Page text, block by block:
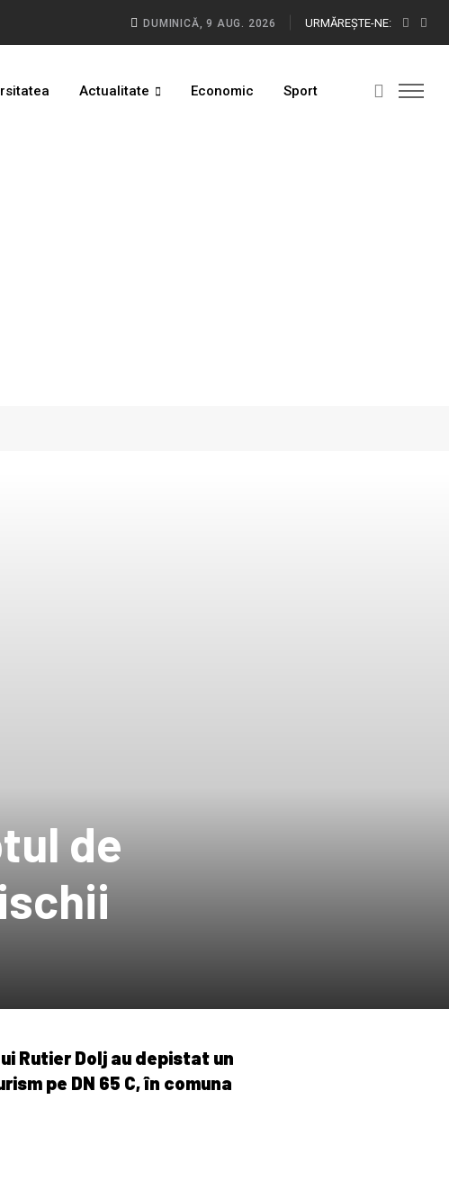
DUMINICĂ, 9 AUG. 2026 URMĂREŞTE-NE:
Actualitate Economic Sport
de
Rutier Dolj au depistat un
pe DN 65 C, în comuna